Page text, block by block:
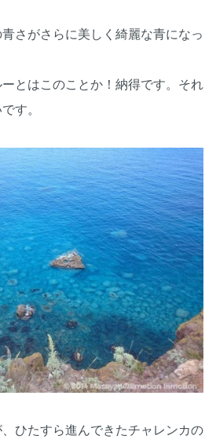
さがさらに美しく綺麗な青になっ
とはこのことか！納得です。それ
す。
ひたすら進んできたチャレンカの